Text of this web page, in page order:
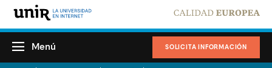
SOLICITA INFORMACIÓN
Menú